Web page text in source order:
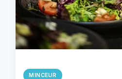
MINCEUR